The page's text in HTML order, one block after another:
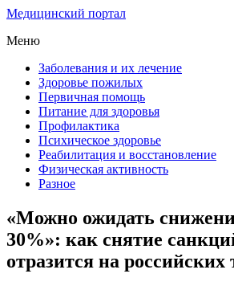
Медицинский портал
Меню
Заболевания и их лечение
Здоровье пожилых
Первичная помощь
Питание для здоровья
Профилактика
Психическое здоровье
Реабилитация и восстановление
Физическая активность
Разное
«Можно ожидать
30%»: как снятие
отразится на российских